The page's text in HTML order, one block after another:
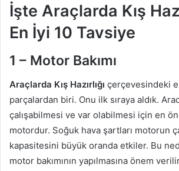
İşte Araçlarda Kış
En İyi 10 Tavsiye
1 – Motor Bakımı
Araçlarda Kış Hazırlığı çerçevesindeki
parçalardan biri. Onu ilk sıraya aldık.
çalışabilmesi ve var olabilmesi için en
motordur. Soğuk hava şartları motorun
kapasitesini büyük oranda etkiler. Bu
motor bakımının yapılmasına önem